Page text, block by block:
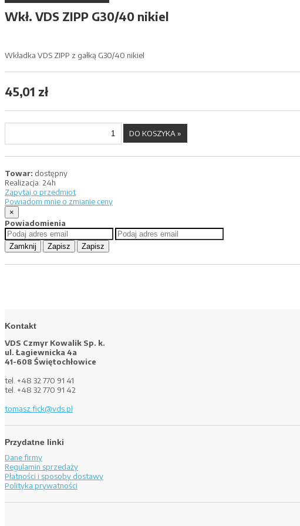
Wkł. VDS ZIPP G30/40 nikiel
Wkładka VDS ZIPP z gałką G30/40 nikiel
45,01 zł
Towar: dostępny
Realizacja: 24h
Zapytaj o przedmiot
Powiadom mnie o zmianie ceny
×
Powiadomienia
Zamknij Zapisz Zapisz
Kontakt
VDS Czmyr Kowalik Sp. k.
ul. Łagiewnicka 4a
41-608 Świętochłowice
tel. +48 32 770 91 41
tel. +48 32 770 91 42
tomasz.fick@vds.pl
Przydatne linki
Dane firmy
Regulamin sprzedaży
Płatności i sposoby dostawy
Polityka prywatności